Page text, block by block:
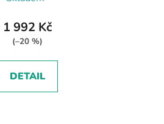
1 992 Kč
(–20 %)
DETAIL